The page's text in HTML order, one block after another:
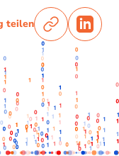
teilen